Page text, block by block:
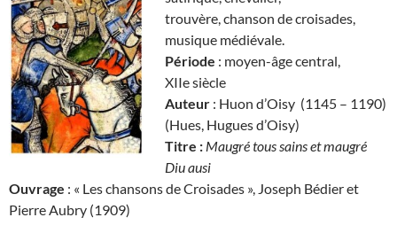
trouvère, chanson de croisades,
musique médiévale.
Période : moyen-âge central,
XIIe siècle
Auteur : Huon d’Oisy (1145 – 1190)
(Hues, Hugues d’Oisy)
Titre : Maugré tous sains et maugré
Diu ausi
Ouvrage : « Les chansons de Croisades », Joseph Bédier et
Pierre Aubry (1909)